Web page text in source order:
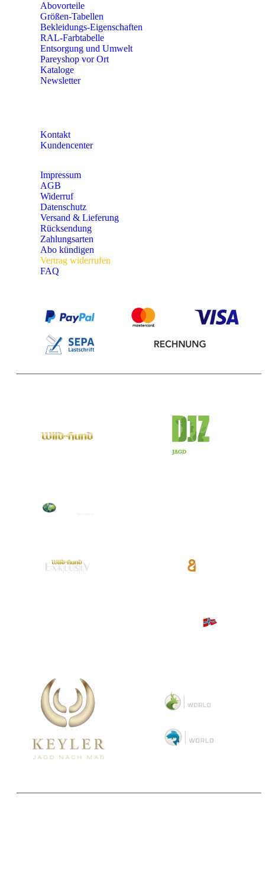
Abovorteile
Größen-Tabellen
Bekleidungs-Eigenschaften
RAL-Farbtabelle
Entsorgung und Umwelt
Pareyshop vor Ort
Kataloge
Newsletter
Kontakt
Kundencenter
Impressum
AGB
Widerruf
Datenschutz
Versand & Lieferung
Rücksendung
Zahlungsarten
Abo kündigen
Vertrag widerrufen
FAQ